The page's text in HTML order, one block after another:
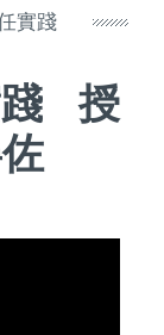
實踐
踐 授